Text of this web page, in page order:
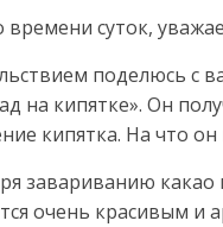
времени суток,
поделюсь с
на кипятке». Он
кипятка. На что он
завариванию
очень красивым и